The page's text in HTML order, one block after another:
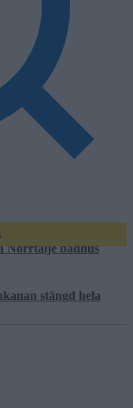
Norrtälje badhus
stängd hela